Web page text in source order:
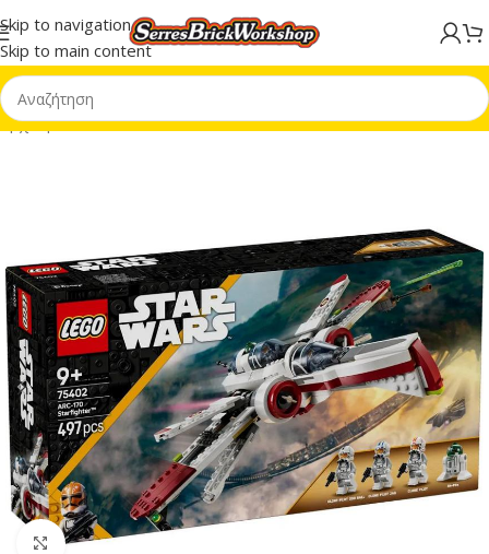
Skip to navigation
Skip to main content
Αρχική σελίδα/LEGO® Star Wars™
Click to enlarge